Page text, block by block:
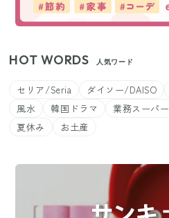
HOT WORDS 人気ワード
セリア/Seria ダイソー/DAISO
風水
韓国ドラマ 業務スーパー
夏休み
お土産